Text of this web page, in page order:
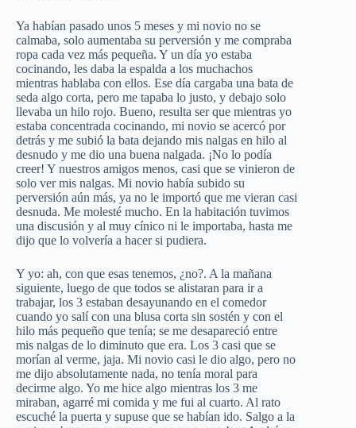
Ya habían pasado unos 5 meses y mi novio no se
calmaba, solo aumentaba su perversión y me compraba
ropa cada vez más pequeña. Y un día yo estaba
cocinando, les daba la espalda a los muchachos
mientras hablaba con ellos. Ese día cargaba una bata de
seda algo corta, pero me tapaba lo justo, y debajo solo
llevaba un hilo rojo. Bueno, resulta ser que mientras yo
estaba concentrada cocinando, mi novio se acercó por
detrás y me subió la bata dejando mis nalgas en hilo al
desnudo y me dio una buena nalgada. ¡No lo podía
creer! Y nuestros amigos menos, casi que se vinieron de
solo ver mis nalgas. Mi novio había subido su
perversión aún más, ya no le importó que me vieran casi
desnuda. Me molesté mucho. En la habitación tuvimos
una discusión y al muy cínico ni le importaba, hasta me
dijo que lo volvería a hacer si pudiera.
Y yo: ah, con que esas tenemos, ¿no?. A la mañana
siguiente, luego de que todos se alistaran para ir a
trabajar, los 3 estaban desayunando en el comedor
cuando yo salí con una blusa corta sin sostén y con el
hilo más pequeño que tenía; se me desapareció entre
mis nalgas de lo diminuto que era. Los 3 casi que se
morían al verme, jaja. Mi novio casi le dio algo, pero no
me dijo absolutamente nada, no tenía moral para
decirme algo. Yo me hice algo mientras los 3 me
miraban, agarré mi comida y me fui al cuarto. Al rato
escuché la puerta y supuse que se habían ido. Salgo a la